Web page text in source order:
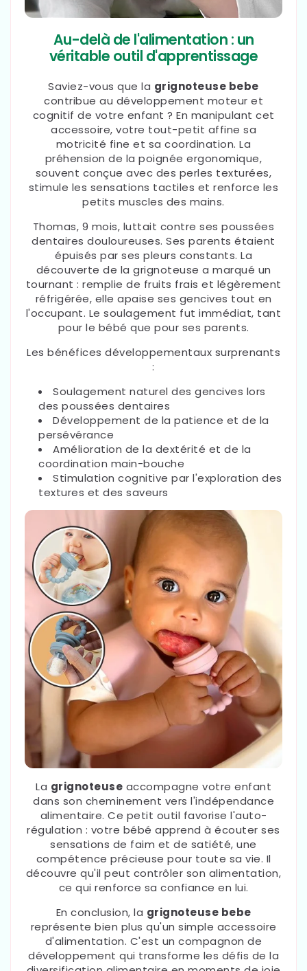
Au-delà de l'alimentation : un
véritable outil d'apprentissage
Saviez-vous que la grignoteuse bebe
contribue au développement moteur et
cognitif de votre enfant ? En manipulant cet
accessoire, votre tout-petit affine sa
motricité fine et sa coordination. La
préhension de la poignée ergonomique,
souvent conçue avec des perles texturées,
stimule les sensations tactiles et renforce les
petits muscles des mains.
Thomas, 9 mois, luttait contre ses poussées
dentaires douloureuses. Ses parents étaient
épuisés par ses pleurs constants. La
découverte de la grignoteuse a marqué un
tournant : remplie de fruits frais et légèrement
réfrigérée, elle apaise ses gencives tout en
l'occupant. Le soulagement fut immédiat, tant
pour le bébé que pour ses parents.
Les bénéfices développementaux surprenants
:
Soulagement naturel des gencives lors
des poussées dentaires
Développement de la patience et de la
persévérance
Amélioration de la dextérité et de la
coordination main-bouche
Stimulation cognitive par l'exploration des
textures et des saveurs
La grignoteuse accompagne votre enfant
dans son cheminement vers l'indépendance
alimentaire. Ce petit outil favorise l'auto-
régulation : votre bébé apprend à écouter ses
sensations de faim et de satiété, une
compétence précieuse pour toute sa vie. Il
découvre qu'il peut contrôler son alimentation,
ce qui renforce sa confiance en lui.
En conclusion, la grignoteuse bebe
représente bien plus qu'un simple accessoire
d'alimentation. C'est un compagnon de
développement qui transforme les défis de la